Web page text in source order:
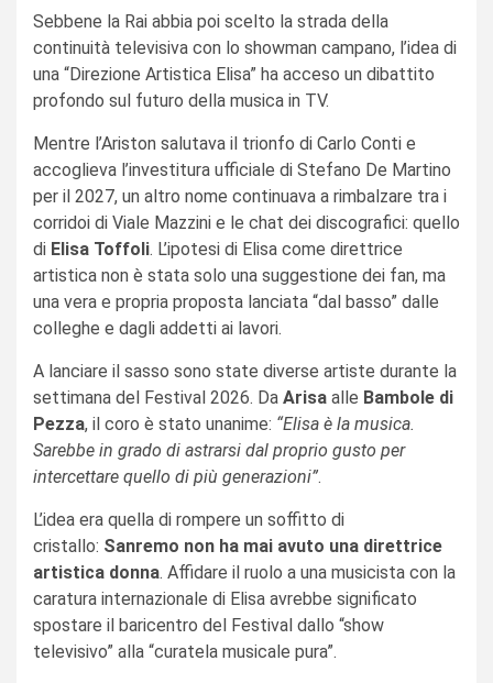
Sebbene la Rai abbia poi scelto la strada della
continuità televisiva con lo showman campano, l’idea di
una “Direzione Artistica Elisa” ha acceso un dibattito
profondo sul futuro della musica in TV.
Mentre l’Ariston salutava il trionfo di Carlo Conti e
accoglieva l’investitura ufficiale di Stefano De Martino
per il 2027, un altro nome continuava a rimbalzare tra i
corridoi di Viale Mazzini e le chat dei discografici: quello
di Elisa Toffoli. L’ipotesi di Elisa come direttrice
artistica non è stata solo una suggestione dei fan, ma
una vera e propria proposta lanciata “dal basso” dalle
colleghe e dagli addetti ai lavori.
A lanciare il sasso sono state diverse artiste durante la
settimana del Festival 2026. Da Arisa alle Bambole di
Pezza, il coro è stato unanime: “Elisa è la musica.
Sarebbe in grado di astrarsi dal proprio gusto per
intercettare quello di più generazioni”.
L’idea era quella di rompere un soffitto di
cristallo: Sanremo non ha mai avuto una direttrice
artistica donna. Affidare il ruolo a una musicista con la
caratura internazionale di Elisa avrebbe significato
spostare il baricentro del Festival dallo “show
televisivo” alla “curatela musicale pura”.